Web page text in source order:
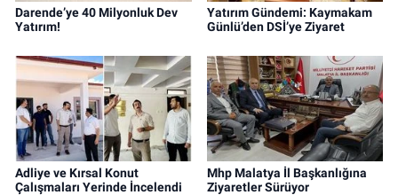
Darende’ye 40 Milyonluk Dev
Yatırım!
Yatırım Gündemi: Kaymakam
Günlü’den DSİ’ye Ziyaret
Adliye ve Kırsal Konut
Çalışmaları Yerinde İncelendi
Mhp Malatya İl Başkanlığına
Ziyaretler Sürüyor